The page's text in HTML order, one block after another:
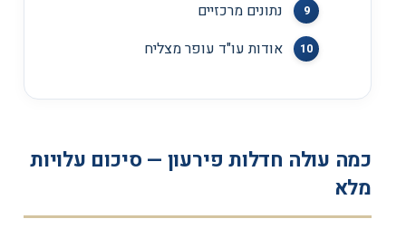
נתונים מרכזיים
אודות עו"ד עופר מצליח
כמה עולה חדלות פירעון — סיכום עלויות
מלא